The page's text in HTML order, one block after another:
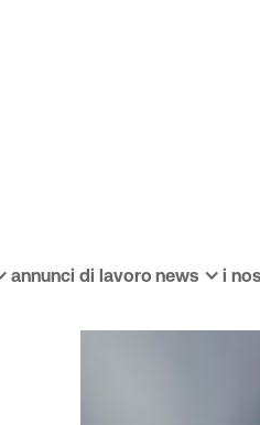
annunci di lavoro news i